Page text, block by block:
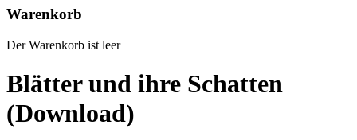
Warenkorb
Der Warenkorb ist leer
Blätter und ihre Schatten
(Download)